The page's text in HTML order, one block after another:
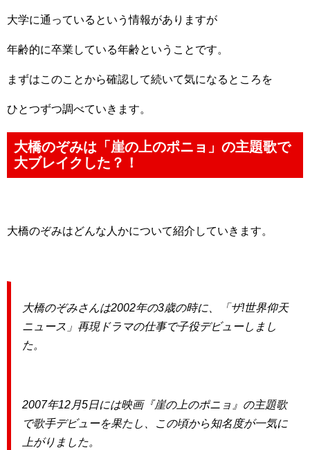
大学に通っているという情報がありますが
年齢的に卒業している年齢ということです。
まずはこのことから確認して続いて気になるところを
ひとつずつ調べていきます。
大橋のぞみは「崖の上のポニョ」の主題歌で
大ブレイクした？！
大橋のぞみはどんな人かについて紹介していきます。
大橋のぞみさんは2002年の3歳の時に、「ザ!世界仰天
ニュース」再現ドラマの仕事で子役デビューしまし
た。
2007年12月5日には映画『崖の上のポニョ』の主題歌
で歌手デビューを果たし、この頃から知名度が一気に
上がりました。